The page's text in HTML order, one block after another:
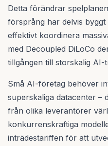
Detta förändrar
försprång har delvis
effektivt koordinera
med Decoupled DiLoCo
tillgången till storskalig AI-
Små AI-företag behöver
superskaliga datacenter –
från olika leverantörer
konkurrenskraftiga
inträdestariffen för att